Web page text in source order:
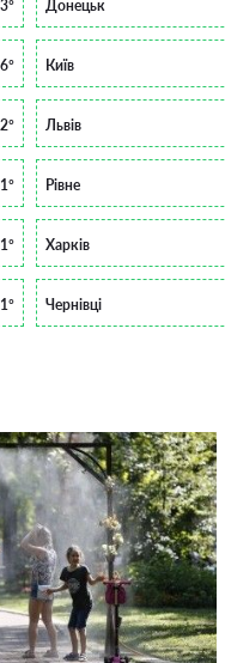
Донецьк
Київ
Львів
Рівне
Харків
Чернівці